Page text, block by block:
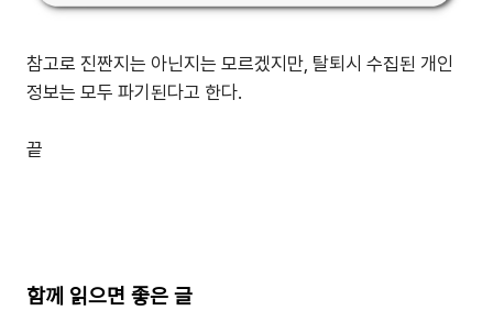
참고로 진짠지는 아닌지는 모르겠지만, 탈퇴시 수집된 개인
정보는 모두 파기된다고 한다.
끝
함께 읽으면 좋은 글